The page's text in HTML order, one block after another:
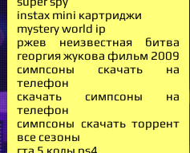
instax mini картриджи
mystery world ip
ржев неизвестная битва
георгия жукова фильм 2009
симпсоны скачать на
телефон
скачать симпсоны на
телефон
симпсоны скачать торрент
все сезоны
гта 5 коды ps4